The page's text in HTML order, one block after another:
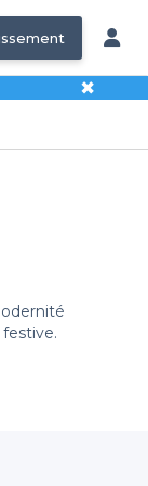
✖
vous